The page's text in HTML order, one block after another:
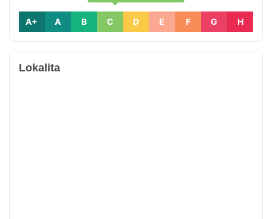
A+ A B C D E F G H
Lokalita